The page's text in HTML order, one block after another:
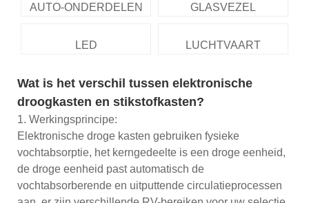
AUTO-ONDERDELEN GLASVEZEL
LED LUCHTVAART
Wat is het verschil tussen elektronische
droogkasten en stikstofkasten?
1. Werkingsprincipe:
Elektronische droge kasten gebruiken fysieke
vochtabsorptie, het kerngedeelte is een droge eenheid,
de droge eenheid past automatisch de
vochtabsorberende en uitputtende circulatieprocessen